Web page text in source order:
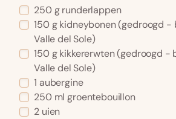
250 g runderlappen
150 g kidneybonen(gedroogd -
Valle del Sole)
150 g kikkererwten(gedroogd -
Valle del Sole)
1 aubergine
250 ml groentebouillon
2 uien